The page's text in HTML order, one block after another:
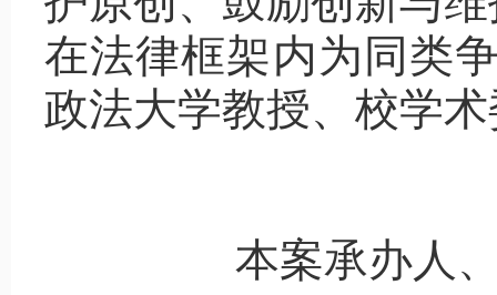
在法律框架内为同类
政法大学教授、校学
本案承办人